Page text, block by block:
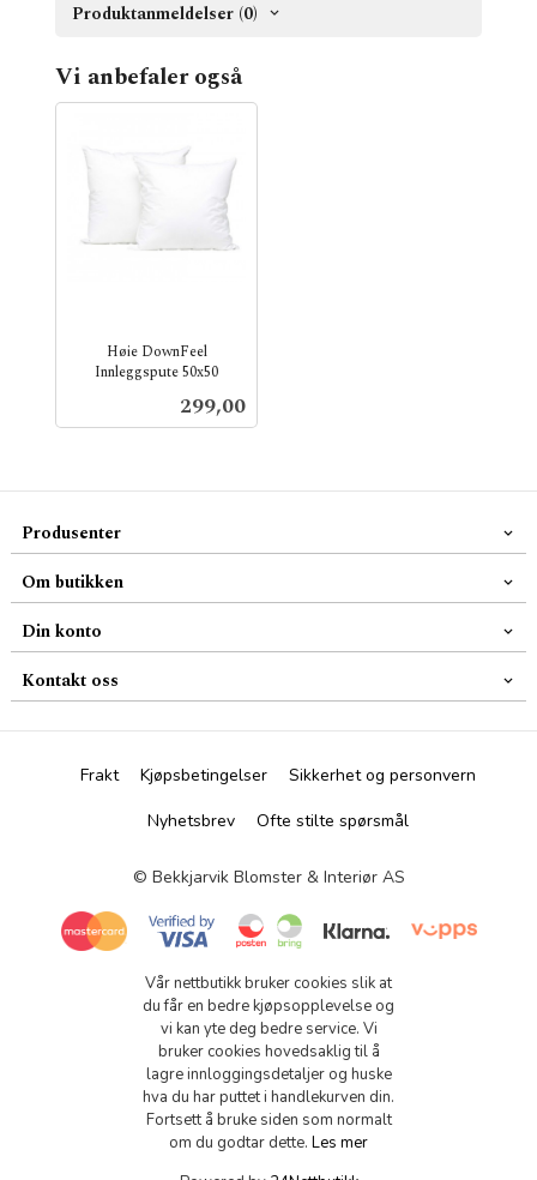
Produktanmeldelser (0)
Vi anbefaler også
Høie DownFeel
Innleggspute 50x50
Pris
299,00
Produsenter
Om butikken
Din konto
Kontakt oss
Frakt Kjøpsbetingelser
Sikkerhet og personvern
Nyhetsbrev
Ofte stilte spørsmål
© Bekkjarvik Blomster & Interiør AS
Vår nettbutikk bruker cookies slik at
du får en bedre kjøpsopplevelse og
vi kan yte deg bedre service. Vi
bruker cookies hovedsaklig til å
lagre innloggingsdetaljer og huske
hva du har puttet i handlekurven din.
Fortsett å bruke siden som normalt
om du godtar dette. Les mer